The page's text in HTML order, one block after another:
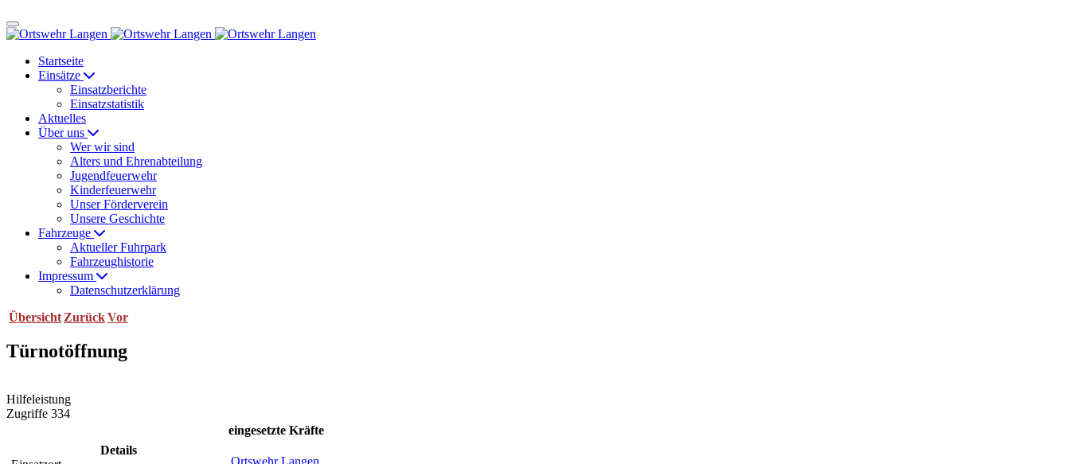
Startseite
Einsätze
Einsatzberichte
Einsatzstatistik
Aktuelles
Über uns
Wer wir sind
Alters und Ehrenabteilung
Jugendfeuerwehr
Kinderfeuerwehr
Unser Förderverein
Unsere Geschichte
Fahrzeuge
Aktueller Fuhrpark
Fahrzeughistorie
Impressum
Datenschutzerklärung
Übersicht ZurückVor
Türnotöffnung
Hilfeleistung
Zugriffe 334
Details
eingesetzte Kräfte
Ortswehr Langen